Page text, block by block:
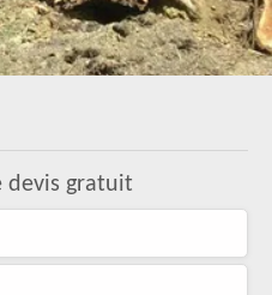
devis gratuit